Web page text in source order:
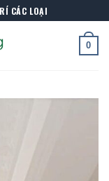
CÁC LOẠI
0